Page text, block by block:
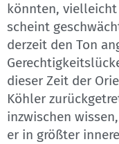
könnten, vielleicht
scheint
derzeit den Ton
dieser Zeit der
Köhler
inzwischen
er in größter